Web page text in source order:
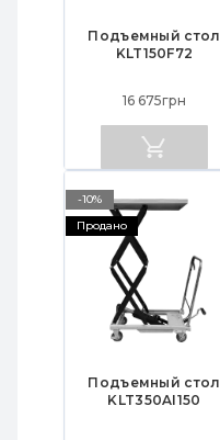
Подъемный стол
KLT150F72
16 675грн
-10%
Продано
Подъемный стол
KLT350AI150